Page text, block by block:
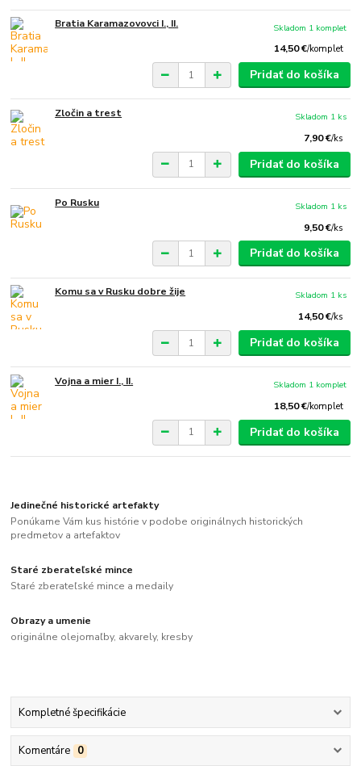
Bratia Karamazovovci I., II.
14,50 €/komplet
Skladom 1 komplet
Pridať do košíka
Zločin a trest
7,90 €/ks
Skladom 1 ks
Pridať do košíka
Po Rusku
9,50 €/ks
Skladom 1 ks
Pridať do košíka
Komu sa v Rusku dobre žije
14,50 €/ks
Skladom 1 ks
Pridať do košíka
Vojna a mier I., II.
18,50 €/komplet
Skladom 1 komplet
Pridať do košíka
Jedinečné historické artefakty
Ponúkame Vám kus histórie v podobe originálnych historických
predmetov a artefaktov
Staré zberateľské mince
Staré zberateľské mince a medaily
Obrazy a umenie
originálne olejomaľby, akvarely, kresby
Kompletné špecifikácie
Komentáre 0